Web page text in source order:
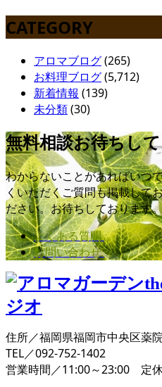
CATEGORY
アロマブログ(265)
お料理ブログ(5,712)
新着情報 (139)
未分類(30)
無料相談お待ちし
わからないことがあればいつ
くいただくご質問も掲載して
ださい。お待ちしております
よくある質問
お問い合わせ
住所／福岡県福岡市中央区
TEL／092-752-1402
営業時間／11:00～23:00 定